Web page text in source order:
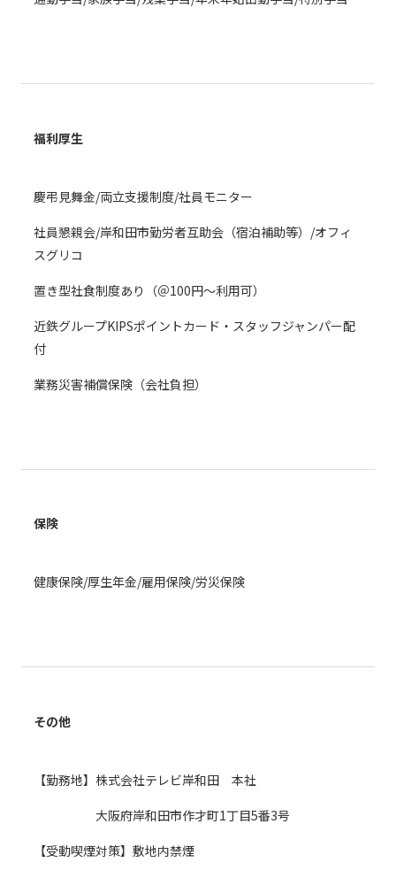
福利厚生
慶弔見舞金/両立支援制度/社員モニター
社員懇親会/岸和田市勤労者互助会（宿泊補助等）/オフィ
スグリコ
置き型社食制度あり（＠100円～利用可）
近鉄グループKIPSポイントカード・スタッフジャンパー配
付
業務災害補償保険（会社負担）
保険
健康保険/厚生年金/雇用保険/労災保険
その他
【勤務地】株式会社テレビ岸和田 本社
大阪府岸和田市作才町1丁目5番3号
【受動喫煙対策】敷地内禁煙